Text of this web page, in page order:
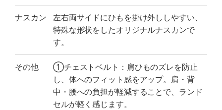
ナスカン
左右両サイドにひもを掛け外ししやすい、
特殊な形状をしたオリジナルナスカンで
す。
その他
①チェストベルト：肩ひものズレを防止
し、体へのフィット感をアップ。肩・背
中・腰への負担が軽減することで、ランド
セルが軽く感じます。